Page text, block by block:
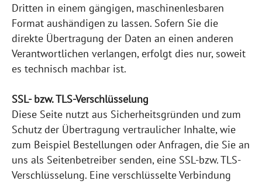
Dritten in einem gängigen, maschinenlesbaren
Format aushändigen zu lassen. Sofern Sie die
direkte Übertragung der Daten an einen anderen
Verantwortlichen verlangen, erfolgt dies nur, soweit
es technisch machbar ist.
SSL- bzw. TLS-Verschlüsselung
Diese Seite nutzt aus Sicherheitsgründen und zum
Schutz der Übertragung vertraulicher Inhalte, wie
zum Beispiel Bestellungen oder Anfragen, die Sie an
uns als Seitenbetreiber senden, eine SSL-bzw. TLS-
Verschlüsselung. Eine verschlüsselte Verbindung